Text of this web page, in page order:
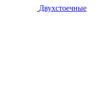
Двухстоечные